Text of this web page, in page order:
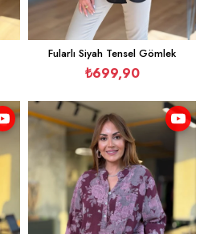
Fularlı Siyah Tensel Gömlek
₺699,90